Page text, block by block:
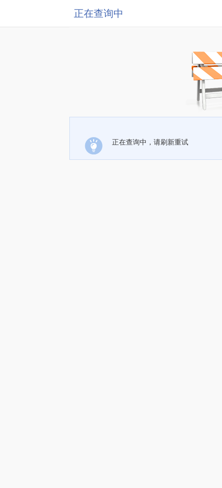
正在查询中
正在查询中，请刷新重试